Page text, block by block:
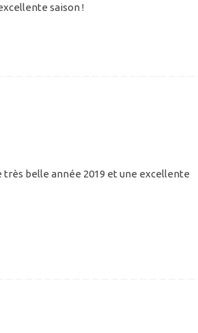
saison !
très belle année 2019 et une excellente